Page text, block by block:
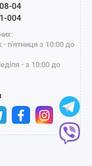
04
004
- п'ятниця з 10:00 до
- з 10:00 до